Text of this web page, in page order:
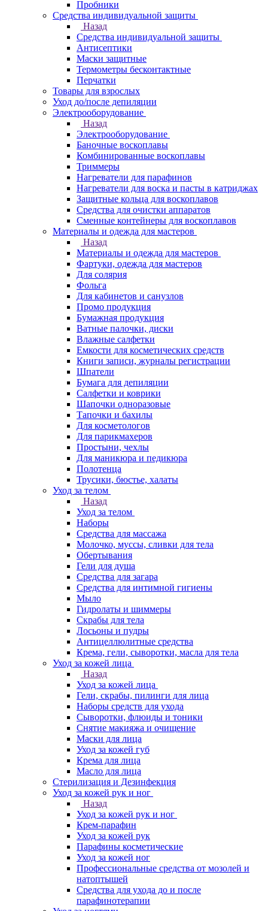
Пробники
Средства индивидуальной защиты
Назад
Средства индивидуальной защиты
Антисептики
Маски защитные
Термометры бесконтактные
Перчатки
Товары для взрослых
Уход до/после депиляции
Электрооборудование
Назад
Электрооборудование
Баночные воскоплавы
Комбинированные воскоплавы
Триммеры
Нагреватели для парафинов
Нагреватели для воска и пасты в катриджах
Защитные кольца для воскоплавов
Средства для очистки аппаратов
Сменные контейнеры для воскоплавов
Материалы и одежда для мастеров
Назад
Материалы и одежда для мастеров
Фартуки, одежда для мастеров
Для солярия
Фольга
Для кабинетов и санузлов
Промо продукция
Бумажная продукция
Ватные палочки, диски
Влажные салфетки
Емкости для косметических средств
Книги записи, журналы регистрации
Шпатели
Бумага для депиляции
Салфетки и коврики
Шапочки одноразовые
Тапочки и бахилы
Для косметологов
Для парикмахеров
Простыни, чехлы
Для маникюра и педикюра
Полотенца
Трусики, бюстье, халаты
Уход за телом
Назад
Уход за телом
Наборы
Средства для массажа
Молочко, муссы, сливки для тела
Обертывания
Гели для душа
Средства для загара
Средства для интимной гигиены
Мыло
Гидролаты и шиммеры
Скрабы для тела
Лосьоны и пудры
Антицеллюлитные средства
Крема, гели, сыворотки, масла для тела
Уход за кожей лица
Назад
Уход за кожей лица
Гели, скрабы, пилинги для лица
Наборы средств для ухода
Сыворотки, флюиды и тоники
Снятие макияжа и очищение
Маски для лица
Уход за кожей губ
Крема для лица
Масло для лица
Стерилизация и Дезинфекция
Уход за кожей рук и ног
Назад
Уход за кожей рук и ног
Крем-парафин
Уход за кожей рук
Парафины косметические
Уход за кожей ног
Профессиональные средства от мозолей и
натоптышей
Средства для ухода до и после
парафинотерапии